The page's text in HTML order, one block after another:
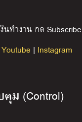
งินทำงาน กด
Youtube | Instagram
คุม (Control)